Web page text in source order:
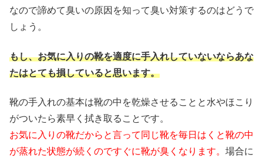
なので諦めて臭いの原因を知って臭い対策するのはどうで
しょう。
もし、お気に入りの靴を適度に手入れしていないならあな
たはとても損していると思います。
靴の手入れの基本は靴の中を乾燥させることと水やほこり
がついたら素早く拭き取ることです。
お気に入りの靴だからと言って同じ靴を毎日はくと靴の中
が蒸れた状態が続くのですぐに靴が臭くなります。 場合に